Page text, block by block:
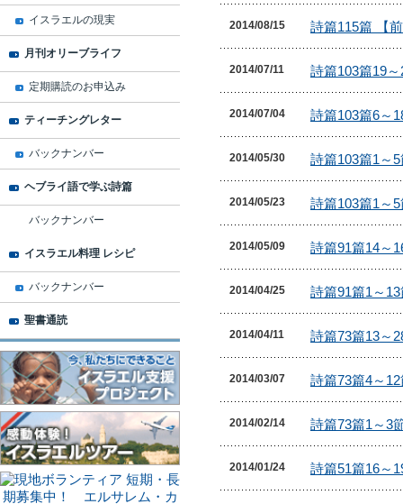
2014/08/15
2014/07/11
2014/07/04
2014/05/30
2014/05/23
2014/05/09
2014/04/25
2014/04/11
2014/03/07
2014/02/14
2014/01/24
イスラエルの現実
月刊オリーブライフ
定期購読のお申込み
ティーチングレター
バックナンバー
ヘブライ語で学ぶ詩篇
バックナンバー
イスラエル料理 レシピ
バックナンバー
聖書通読